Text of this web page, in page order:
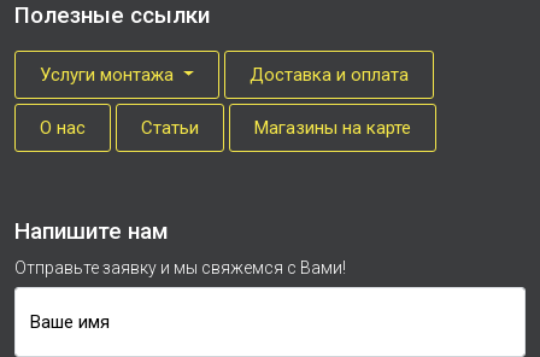
Полезные ссылки
Услуги монтажа Доставка и оплата
О нас Cтатьи Магазины на карте
Напишите нам
Отправьте заявку и мы свяжемся с Вами!
Ваше имя